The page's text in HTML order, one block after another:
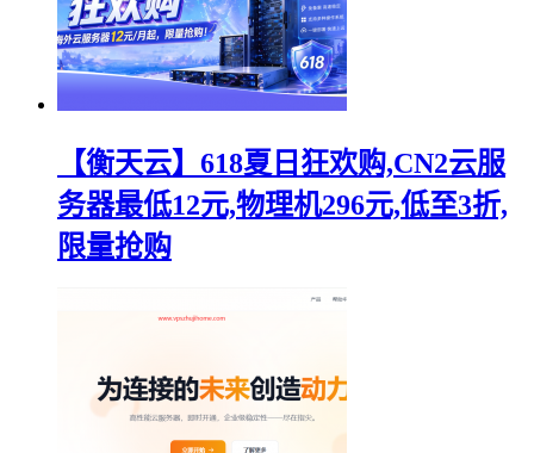
【衡天云】618夏日狂欢购,CN2云服
务器最低12元,物理机296元,低至3折,
限量抢购